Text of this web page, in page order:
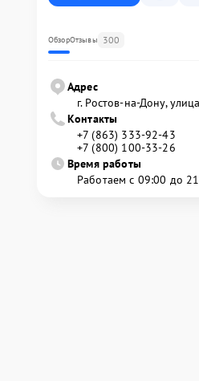
ОбзорОтзывы 300
Адрес
г. Ростов-на-Дону,
Контакты
+7 (863) 333-92-43
+7 (800) 100-33-26
Время работы
Работаем с 09:00 до